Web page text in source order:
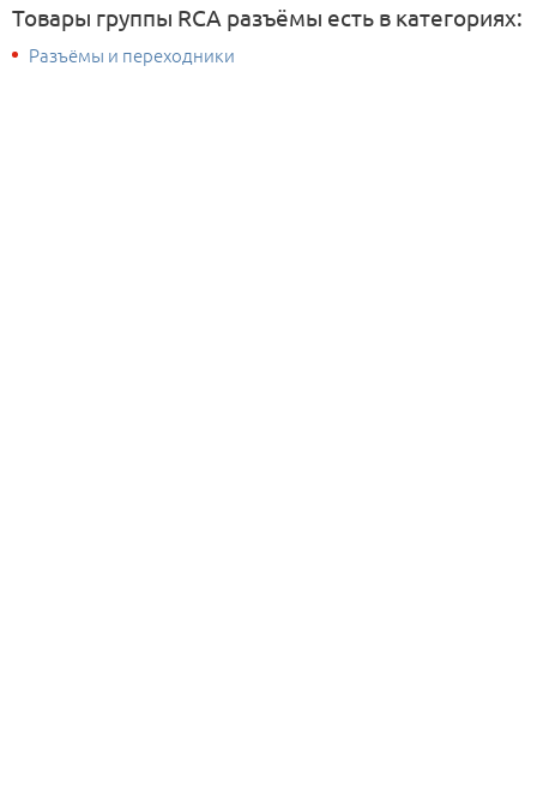
Товары группы RCA разъёмы есть в категориях:
Разъёмы и переходники